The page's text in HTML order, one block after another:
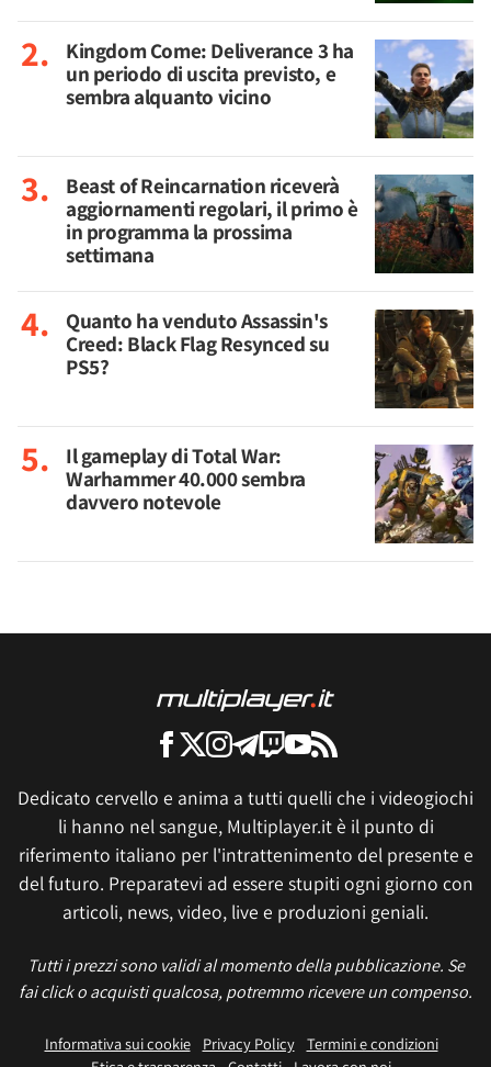
Kingdom Come: Deliverance 3 ha
un periodo di uscita previsto, e
sembra alquanto vicino
Beast of Reincarnation riceverà
aggiornamenti regolari, il primo è
in programma la prossima
settimana
Quanto ha venduto Assassin's
Creed: Black Flag Resynced su
PS5?
Il gameplay di Total War:
Warhammer 40.000 sembra
davvero notevole
Dedicato cervello e anima a tutti quelli che i videogiochi
li hanno nel sangue, Multiplayer.it è il punto di
riferimento italiano per l'intrattenimento del presente e
del futuro. Preparatevi ad essere stupiti ogni giorno con
articoli, news, video, live e produzioni geniali.
Tutti i prezzi sono validi al momento della pubblicazione. Se
fai click o acquisti qualcosa, potremmo ricevere un compenso.
Informativa sui cookie Privacy Policy
Termini e condizioni